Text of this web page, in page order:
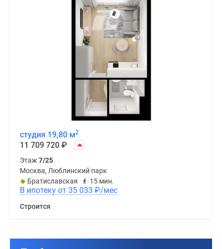
студия 19,80 м2
11 709 720 ₽
Этаж 7/25
Москва, Люблинский парк
Братиславская
15 мин.
В ипотеку от 35 033 ₽/мес
Строится